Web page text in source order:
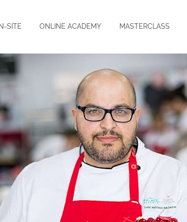
SITE ONLINE ACADEMY MASTERCLASS